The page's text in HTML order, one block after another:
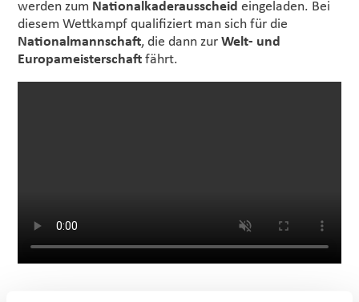
werden zum Nationalkaderausscheid eingeladen. Bei
diesem Wettkampf qualifiziert man sich für die
Nationalmannschaft, die dann zur Welt- und
Europameisterschaft fährt.